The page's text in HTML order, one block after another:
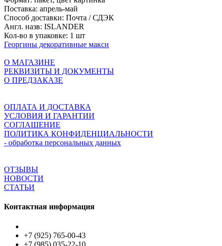
Поставка: апрель-май
Способ доставки: Почта / СДЭК
Англ. назв: ISLANDER
Кол-во в упаковке: 1 шт
Георгины декоративные макси
О МАГАЗИНЕ
РЕКВИЗИТЫ И ДОКУМЕНТЫ
О ПРЕДЗАКАЗЕ
ОПЛАТА И ДОСТАВКА
УСЛОВИЯ И ГАРАНТИИ
СОГЛАШЕНИЕ
ПОЛИТИКА КОНФИДЕНЦИАЛЬНОСТИ
- обработка персональных данных
ОТЗЫВЫ
НОВОСТИ
СТАТЬИ
Контактная информация
+7 (925) 765-00-43
+7 (985) 035-22-10